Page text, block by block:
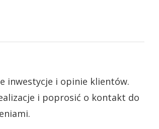
inwestycje i opinie klientów.
i poprosić o kontakt do